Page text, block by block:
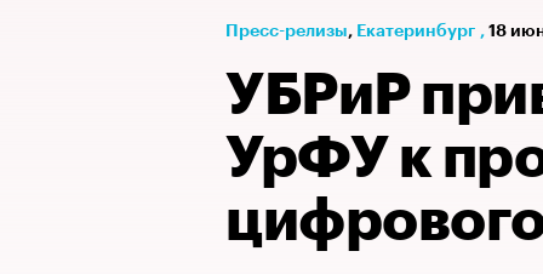
Проверка контрагентов
Пресс-релизы⁠, Екатеринбург , 18
УБРиР
УрФУ к